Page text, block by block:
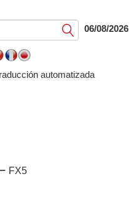
提
出
06/08/2026
automatizada
FX5